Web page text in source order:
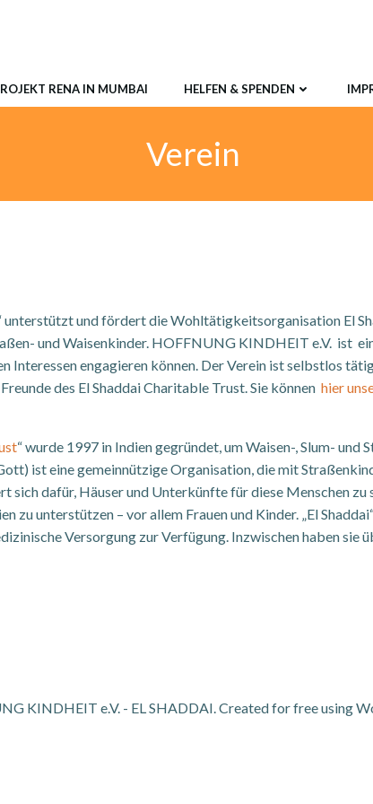
RENA IN MUMBAI HELFEN & SPENDEN
Verein
unterstützt und fördert die Wohltätigkeitsorganisation El
und Waisenkinder. HOFFNUNG KINDHEIT e.V. ist
Interessen engagieren können. Der Verein ist selbstlos
des El Shaddai Charitable Trust. Sie können hier
“ wurde 1997 in Indien gegründet, um Waisen-, Slum-
ist eine gemeinnützige Organisation, die mit
dafür, Häuser und Unterkünfte für diese Menschen
unterstützen – vor allem Frauen und Kinder. „El
Versorgung zur Verfügung. Inzwischen haben sie
KINDHEIT e.V. - EL SHADDAI. Created for free using